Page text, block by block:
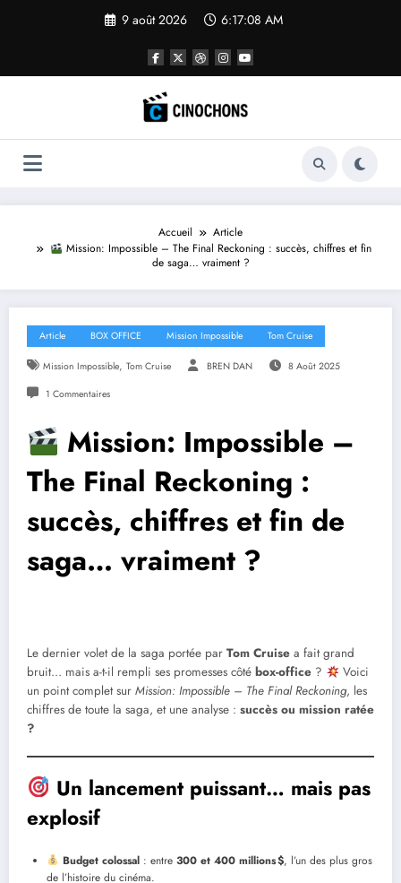
9 août 2026 6:17:09 AM
Accueil
Article
Mission: Impossible – The Final Reckoning : succès, chiffres et fin
de saga… vraiment ?
Article BOX OFFICE Mission Impossible Tom Cruise
Mission Impossible, Tom Cruise BREN DAN 8 Août 2025
1 Commentaires
Mission: Impossible –
The Final Reckoning :
succès, chiffres et fin de
saga… vraiment ?
Le dernier volet de la saga portée par Tom Cruise a fait grand
bruit… mais a-t-il rempli ses promesses côté box-office ?
Voici
un point complet sur Mission: Impossible – The Final Reckoning, les
chiffres de toute la saga, et une analyse : succès ou mission ratée
?
Un lancement puissant… mais pas
explosif
Budget colossal: entre 300 et 400 millions $, l’un des plus gros
de l’histoire du cinéma.